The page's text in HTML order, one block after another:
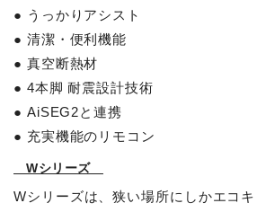
● うっかりアシスト
● 清潔・便利機能
● 真空断熱材
● 4本脚 耐震設計技術
● AiSEG2と連携
● 充実機能のリモコン
Wシリーズ
Wシリーズは、狭い場所にしかエコ